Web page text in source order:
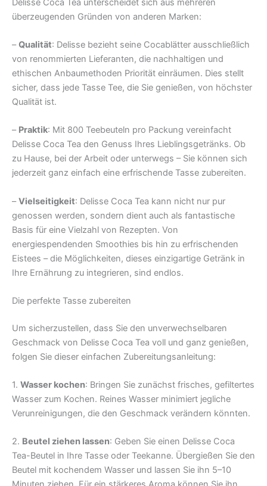
überzeugenden Gründen von anderen Marken:
–Qualität: Delisse bezieht seine Cocablätter ausschließlich
von renommierten Lieferanten, die nachhaltigen und
ethischen Anbaumethoden Priorität einräumen. Dies stellt
sicher, dass jede Tasse Tee, die Sie genießen, von höchster
Qualität ist.
– Praktik: Mit 800 Teebeuteln pro Packung vereinfacht
Delisse Coca Tea den Genuss Ihres Lieblingsgetränks. Ob
zu Hause, bei der Arbeit oder unterwegs – Sie können sich
jederzeit ganz einfach eine erfrischende Tasse zubereiten.
–Vielseitigkeit: Delisse Coca Tea kann nicht nur pur
genossen werden, sondern dient auch als fantastische
Basis für eine Vielzahl von Rezepten. Von
energiespendenden Smoothies bis hin zu erfrischenden
Eistees – die Möglichkeiten, dieses einzigartige Getränk in
Ihre Ernährung zu integrieren, sind endlos.
Die perfekte Tasse zubereiten
Um sicherzustellen, dass Sie den unverwechselbaren
Geschmack von Delisse Coca Tea voll und ganz genießen,
folgen Sie dieser einfachen Zubereitungsanleitung:
1. Wasser kochen: Bringen Sie zunächst frisches, gefiltertes
Wasser zum Kochen. Reines Wasser minimiert jegliche
Verunreinigungen, die den Geschmack verändern könnten.
2. Beutel ziehen lassen: Geben Sie einen Delisse Coca
Tea-Beutel in Ihre Tasse oder Teekanne. Übergießen Sie den
Beutel mit kochendem Wasser und lassen Sie ihn 5–10